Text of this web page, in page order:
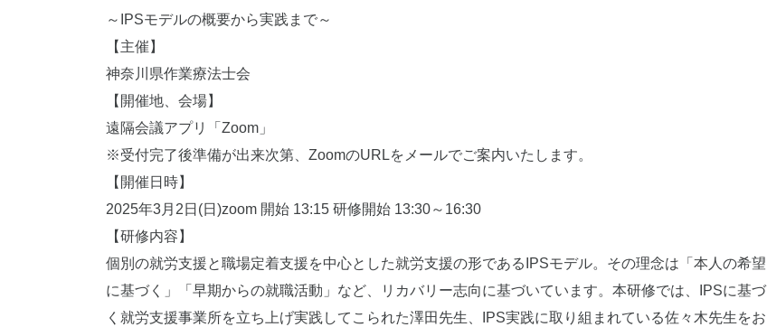
～IPSモデルの概要から実践まで～
【主催】
神奈川県作業療法士会
【開催地、会場】
遠隔会議アプリ「Zoom」
※受付完了後準備が出来次第、ZoomのURLをメールでご案内いたします。
【開催日時】
2025年3月2日(日)zoom 開始 13:15 研修開始 13:30～16:30
【研修内容】
個別の就労支援と職場定着支援を中心とした就労支援の形であるIPSモデル。その理念は「本人の希望
に基づく」「早期からの就職活動」など、リカバリー志向に基づいています。本研修では、IPSに基づ
く就労支援事業所を立ち上げ実践してこられた澤田先生、IPS実践に取り組まれている佐々木先生をお